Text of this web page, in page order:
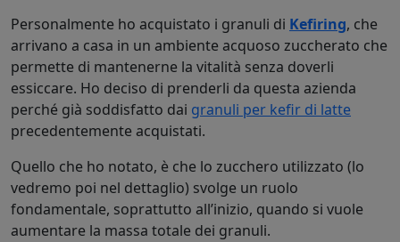
Personalmente ho acquistato i granuli di Kefiring, che
arrivano a casa in un ambiente acquoso zuccherato che
permette di mantenerne la vitalità senza doverli
essiccare. Ho deciso di prenderli da questa azienda
perché già soddisfatto dai granuli per kefir di latte
precedentemente acquistati.
Quello che ho notato, è che lo zucchero utilizzato (lo
vedremo poi nel dettaglio) svolge un ruolo
fondamentale, soprattutto all’inizio, quando si vuole
aumentare la massa totale dei granuli.